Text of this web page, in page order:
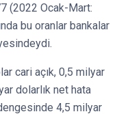
(2022 Ocak-Mart:
bu oranlar bankalar
cari açık, 0,5 milyar
dolarlık net hata
4,5 milyar